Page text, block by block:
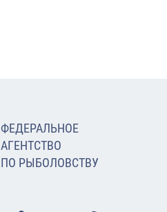
ФЕДЕРАЛЬНОЕ
АГЕНТСТВО
ПО РЫБОЛОВСТВУ